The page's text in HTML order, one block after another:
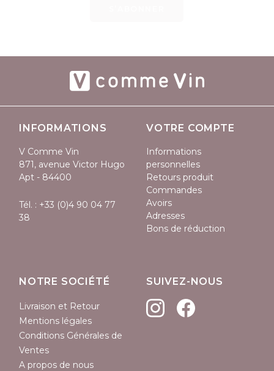
INFORMATIONS
V Comme Vin
871, avenue Victor Hugo
Apt - 84400
Tél. : +33 (0)4 90 04 77
38
VOTRE COMPTE
Informations
personnelles
Retours produit
Commandes
Avoirs
Adresses
Bons de réduction
NOTRE SOCIÉTÉ
Livraison et Retour
Mentions légales
Conditions Générales de
Ventes
A propos de nous
SUIVEZ-NOUS